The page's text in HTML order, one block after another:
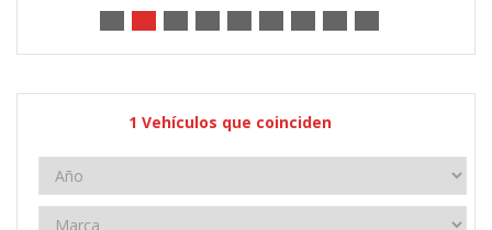
1 Vehículos que coinciden